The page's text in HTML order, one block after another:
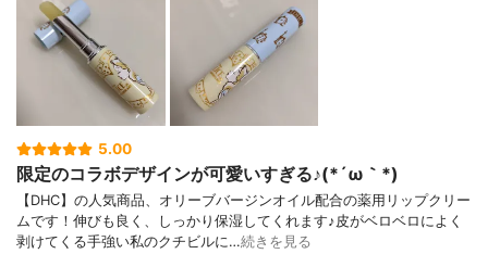
5.00
限定のコラボデザインが可愛いすぎる♪(*´ω｀*)
【DHC】の人気商品、オリーブバージンオイル配合の薬用リップクリー
ムです！伸びも良く、しっかり保湿してくれます♪皮がベロベロによく
剥けてくる手強い私のクチビルに…続きを見る